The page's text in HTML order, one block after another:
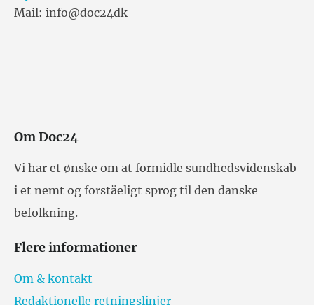
Mail: info@doc24dk
Om Doc24
Vi har et ønske om at formidle sundhedsvidenskab
i et nemt og forståeligt sprog til den danske
befolkning.
Flere informationer
Om & kontakt
Redaktionelle retningslinjer